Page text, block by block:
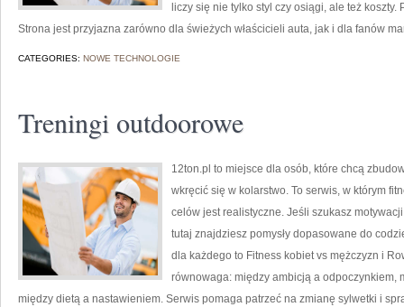
liczy się nie tylko styl czy osiągi, ale też
Strona jest przyjazna zarówno dla świeżych właścicieli auta, jak i dla fanów
CATEGORIES: NOWE TECHNOLOGIE
Treningi outdoorowe
12ton.pl to miejsce dla osób, które chcą
wkręcić się w kolarstwo. To serwis, w którym
celów jest realistyczne. Jeśli szukasz
tutaj znajdziesz pomysły dopasowane do
dla każdego to Fitness kobiet vs mężczyzn i
równowaga: między ambicją a odpoczynkiem,
między dietą a nastawieniem. Serwis pomaga patrzeć na zmianę sylwetki i